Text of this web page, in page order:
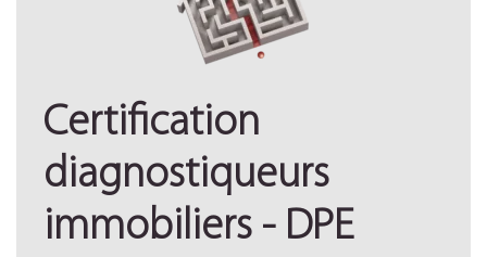
Certification
diagnostiqueurs
immobiliers - DPE